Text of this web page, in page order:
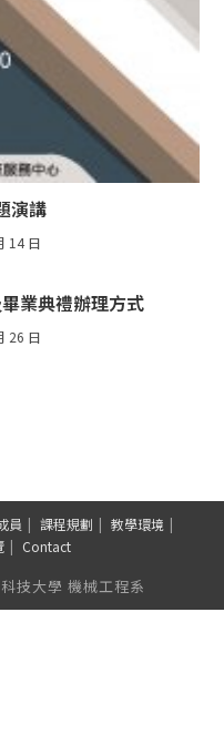
演講
14 日
業典禮辦理方式
26 日
員 課程規劃
教學環境
Contact
技大學 機械工程系